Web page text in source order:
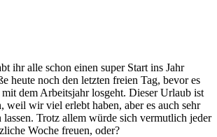
ihr alle schon einen super Start ins Jahr
heute noch den letzten freien Tag, bevor es
dem Arbeitsjahr losgeht. Dieser Urlaub ist
weil wir viel erlebt haben, aber es auch sehr
lassen. Trotz allem würde sich vermutlich jeder
Woche freuen, oder?